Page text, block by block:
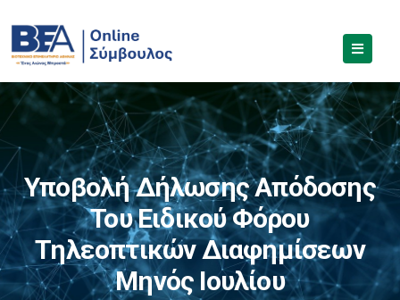
Υποβολή Δήλωσης Απόδοσης
Του Ειδικού Φόρου
Τηλεοπτικών Διαφημίσεων
Μηνός Ιουλίου